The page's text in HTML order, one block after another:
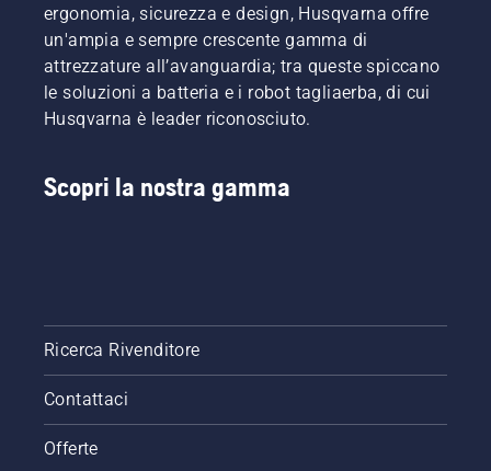
ergonomia, sicurezza e design, Husqvarna offre
un'ampia e sempre crescente gamma di
attrezzature all’avanguardia; tra queste spiccano
le soluzioni a batteria e i robot tagliaerba, di cui
Husqvarna è leader riconosciuto.
Scopri la nostra gamma
Ricerca Rivenditore
Contattaci
Offerte